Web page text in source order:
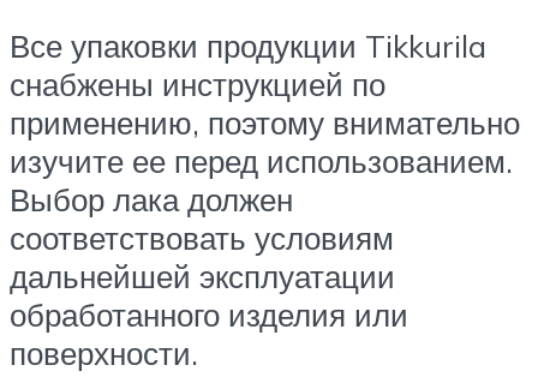
Все упаковки продукции Tikkurila
снабжены инструкцией по
применению, поэтому внимательно
изучите ее перед использованием.
Выбор лака должен
соответствовать условиям
дальнейшей эксплуатации
обработанного изделия или
поверхности.